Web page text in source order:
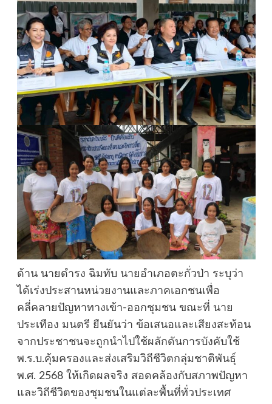
ด้าน นายดำรง ฉิมทับ นายอำเภอตะกั่วป่า ระบุว่า
ได้เร่งประสานหน่วยงานและภาคเอกชนเพื่อ
คลี่คลายปัญหาทางเข้า-ออกชุมชน ขณะที่ นาย
ประเทือง มนตรี ยืนยันว่า ข้อเสนอและเสียงสะท้อน
จากประชาชนจะถูกนำไปใช้ผลักดันการบังคับใช้
พ.ร.บ.คุ้มครองและส่งเสริมวิถีชีวิตกลุ่มชาติพันธุ์
พ.ศ. 2568 ให้เกิดผลจริง สอดคล้องกับสภาพปัญหา
และวิถีชีวิตของชุมชนในแต่ละพื้นที่ทั่วประเทศ